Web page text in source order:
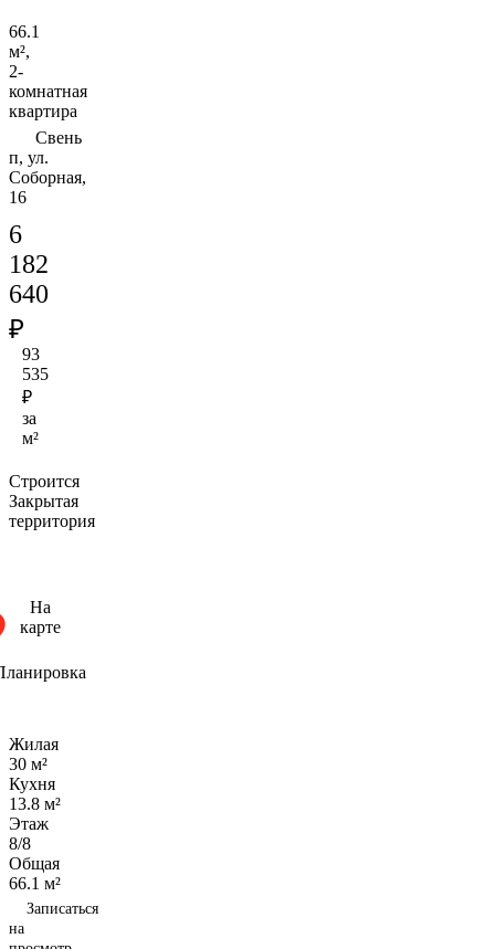
66.1
м²,
2-
комнатная
квартира
Свень
п, ул.
Соборная,
16
6
182
640
₽
93
535
₽
за
м²
Строится
Закрытая
территория
На
карте
Жилая
30 м²
Кухня
13.8 м²
Этаж
8/8
Общая
66.1 м²
Записаться
на